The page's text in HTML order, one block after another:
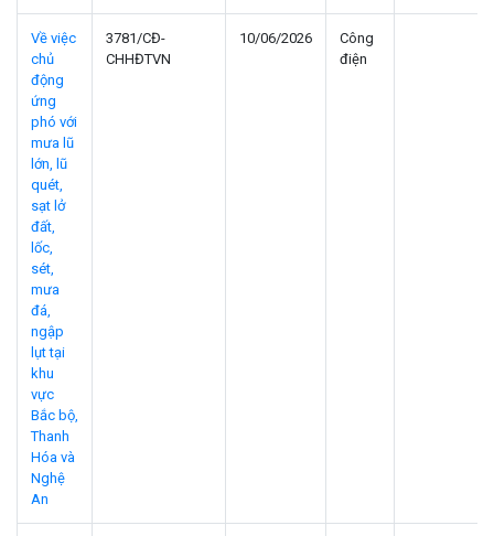
Về việc
chủ
động
ứng
phó với
mưa lũ
lớn, lũ
quét,
sạt lở
đất,
lốc,
sét,
mưa
đá,
ngập
lụt tại
khu
vực
Bắc bộ,
Thanh
Hóa và
Nghệ
An
3781/CĐ-
CHHĐTVN
10/06/2026
Công
điện